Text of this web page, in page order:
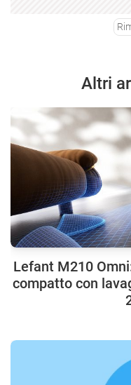
Altri
Lefant M210
compatto con